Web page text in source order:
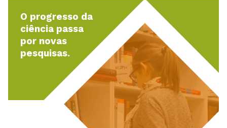
O progresso da
ciência passa
por novas
pesquisas.